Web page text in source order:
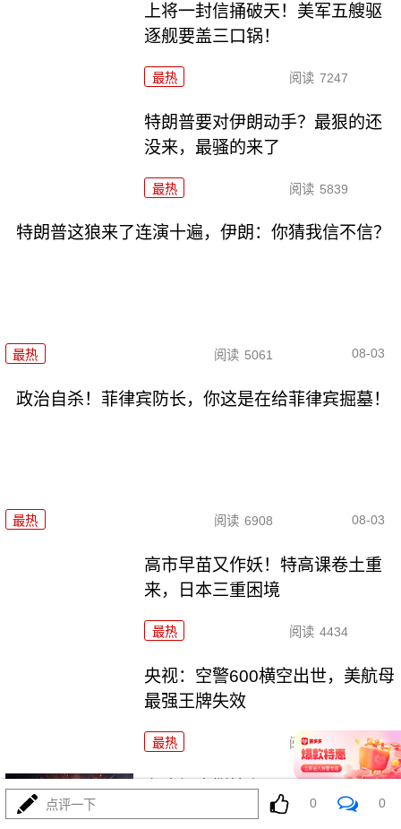
上将一封信捅破天！美军五艘驱
逐舰要盖三口锅！
最热 阅读 7247
特朗普要对伊朗动手？最狠的还
没来，最骚的来了
最热 阅读 5839
特朗普这狼来了连演十遍，伊朗：你猜我信不信？
最热 阅读 5061 08-03
政治自杀！菲律宾防长，你这是在给菲律宾掘墓！
最热 阅读 6908 08-03
高市早苗又作妖！特高课卷土重
来，日本三重困境
最热 阅读 4434
央视：空警600横空出世，美航母
最强王牌失效
最热 阅读 23280
东瀛彻底撕掉和平面具，公然发
点评一下 0 0